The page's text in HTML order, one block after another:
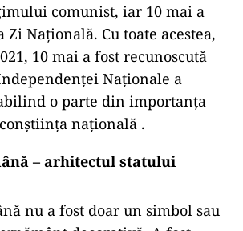
comunist, iar 10 mai a
Națională. Cu toate acestea,
10 mai a fost recunoscută
Naționale a
o parte din importanța
națională .
– arhitectul statului
nu a fost doar un simbol sau